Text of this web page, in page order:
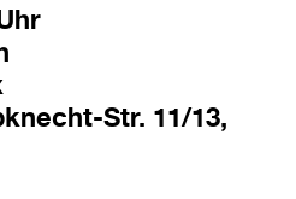
Str. 11/13,